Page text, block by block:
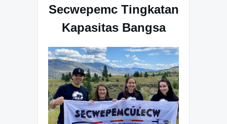
Secwepemc Tingkatan
Kapasitas Bangsa